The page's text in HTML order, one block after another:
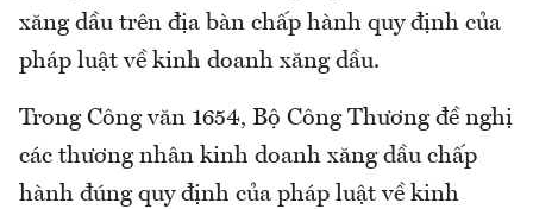
xăng dầu trên địa bàn chấp hành quy định của
pháp luật về kinh doanh xăng dầu.
Trong Công văn 1654, Bộ Công Thương đề nghị
các thương nhân kinh doanh xăng dầu chấp
hành đúng quy định của pháp luật về kinh